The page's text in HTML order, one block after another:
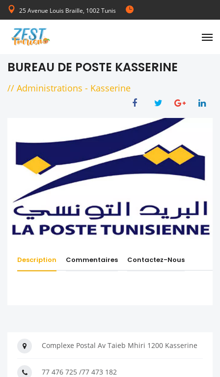
25 Avenue Louis Braille, 1002 Tunis
de Lundi au Vendredi 08:00-17:00
BUREAU DE POSTE KASSERINE
// Administrations - Kasserine
Description Commentaires Contactez-Nous
Complexe Postal Av Taieb Mhiri 1200 Kasserine
77 476 725 /77 473 182